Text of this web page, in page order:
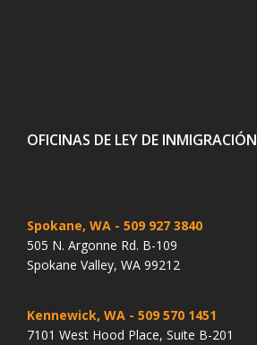
OFICINAS DE LEY DE INMIGRACIÓN
Spokane, WA - 509 927 3840
505 N. Argonne Rd. B-109
Spokane Valley, WA 99212
Kennewick, WA - 509 570 1451
7101 West Hood Place, Suite B-201